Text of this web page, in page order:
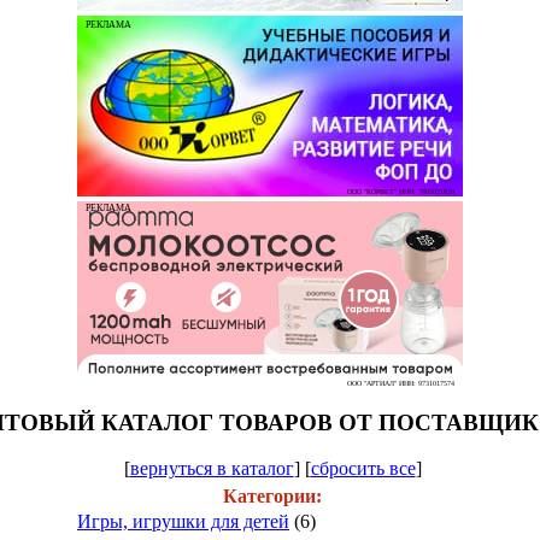
РЕКЛАМА
ООО "КОРВЕТ" ИНН: 7803021829
РЕКЛАМА
ООО "АРТИАЛ" ИНН: 9731017574
КАТАЛОГ ТОВАРОВ ОТ
[вернуться в каталог] [сбросить все]
Категории:
Игры, игрушки для детей (6)